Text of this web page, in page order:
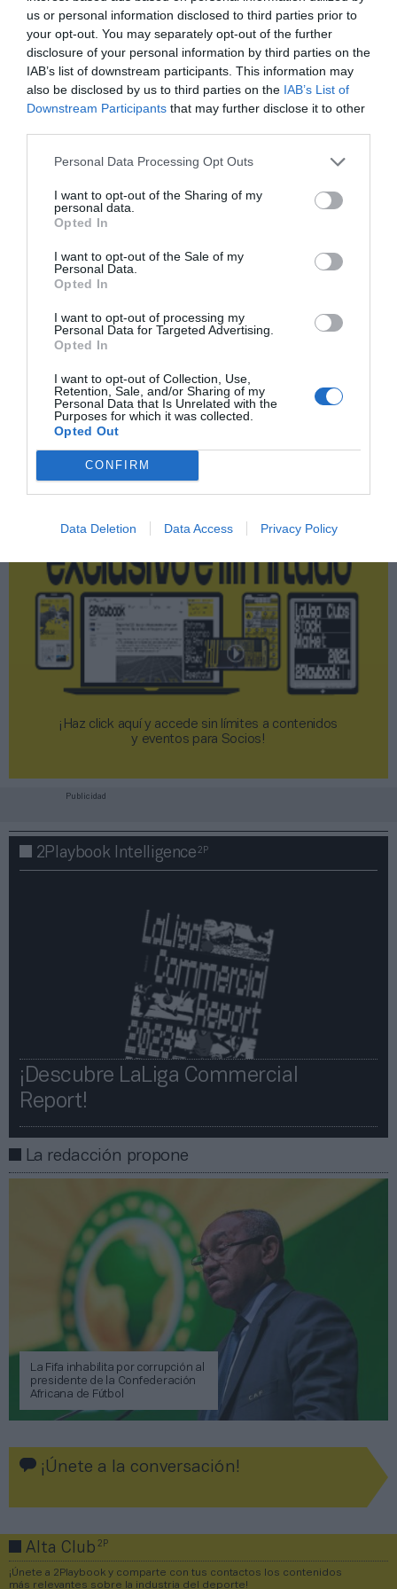
us or personal information disclosed to third parties prior to
your opt-out. You may separately opt-out of the further
disclosure of your personal information by third parties on the
IAB’s list of downstream participants. This information may
also be disclosed by us to third parties on the IAB’s List of
Downstream Participants that may further disclose it to other
Personal Data Processing Opt Outs
I want to opt-out of the Sharing of my
personal data.
Opted In
I want to opt-out of the Sale of my
Personal Data.
Opted In
I want to opt-out of processing my
Personal Data for Targeted Advertising.
Opted In
I want to opt-out of Collection, Use,
Retention, Sale, and/or Sharing of my
Personal Data that Is Unrelated with the
Purposes for which it was collected.
Opted Out
CONFIRM
Data Deletion Data Access Privacy Policy
Índex2P
tenemos ante nosotros son lamentables”.
Añadir2Playbookcomo fuente preferida de Google
de forma gratuita
Mantente informado con las últimas noticias de actualidad.
ACTIVAR AHORA
Publicidad
2Playbook Club
¡Haz click aquí y accede sin límites a contenidos
y eventos para Socios!​​​​​​​
Publicidad
2Playbook Intelligence2P
¡Descubre LaLiga Commercial
Report!​​
La redacción propone
La Fifa inhabilita por corrupción al
presidente de la Confederación
Africana de Fútbol
¡Únete a la conversación!
Alta Club2P
¡Únete a 2Playbook y comparte con tus contactos los contenidos
más relevantes sobre la industria del deporte!